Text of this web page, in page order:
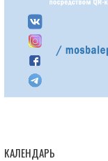
КАЛЕНДАРЬ